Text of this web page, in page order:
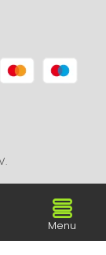
Menu